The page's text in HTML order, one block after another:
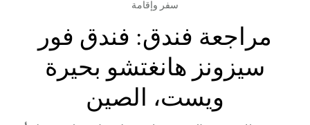
سفر وإقامة
مراجعة فندق: فندق فور
سيزونز هانغتشو بحيرة
ويست، الصين